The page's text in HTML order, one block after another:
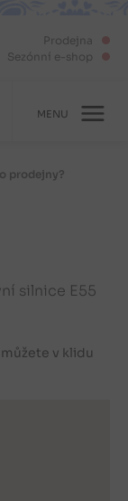
Prodejna
Sezónní e-shop
MENU
prodejny?
silnice E55
v klidu